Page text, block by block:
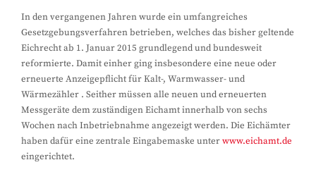
In den vergangenen Jahren wurde ein umfangreiches
Gesetzgebungsverfahren betrieben, welches das bisher geltende
Eichrecht ab 1. Januar 2015 grundlegend und bundesweit
reformierte. Damit einher ging insbesondere eine neue oder
erneuerte Anzeigepflicht für Kalt-, Warmwasser- und
Wärmezähler . Seither müssen alle neuen und erneuerten
Messgeräte dem zuständigen Eichamt innerhalb von sechs
Wochen nach Inbetriebnahme angezeigt werden. Die Eichämter
haben dafür eine zentrale Eingabemaske unterwww.eichamt.de
eingerichtet.